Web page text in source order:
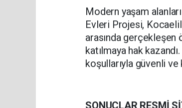
Modern yaşam
Evleri Projesi,
arasında gerçekleşen
katılmaya hak
koşullarıyla güvenli
SONUÇLAR RESMİ